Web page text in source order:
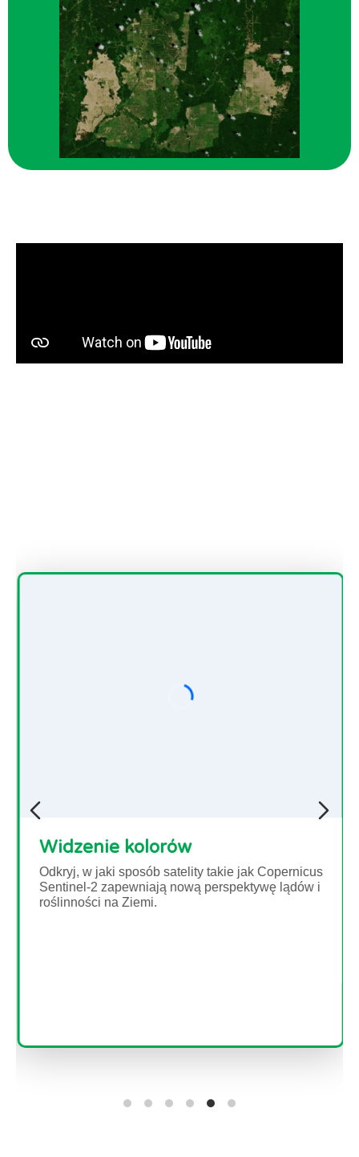
Widzenie kolorów
Odkryj, w jaki sposób satelity takie jak Copernicus
Sentinel-2 zapewniają nową perspektywę lądów i
roślinności na Ziemi.